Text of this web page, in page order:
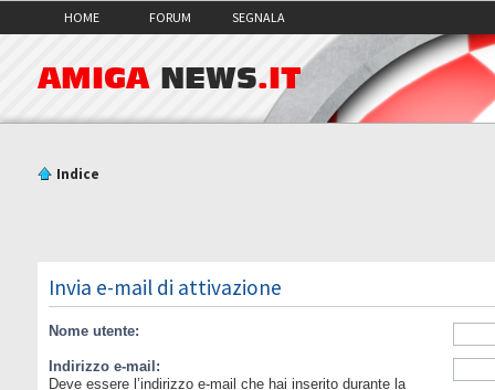
HOME FORUM SEGNALA
AMIGA NEWS.IT
Indice
Invia e-mail di attivazione
Nome utente:
Indirizzo e-mail:
Deve essere l’indirizzo e-mail che hai inserito durante la